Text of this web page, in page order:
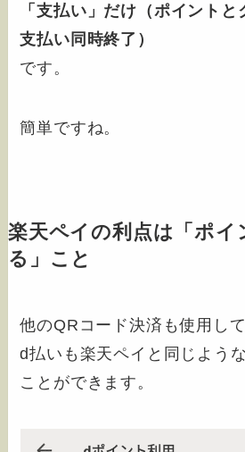
「支払い」 だけ （ポイント
支払い同時終了）
です。
簡単ですね。
楽天ペイの利点は「ポイ
る」こと
他のQRコード決済も使用して
d払いも楽天ペイと同じよう
ことができます。